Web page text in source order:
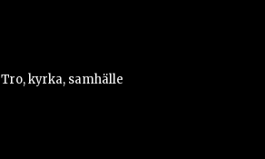
Tro, kyrka, samhälle